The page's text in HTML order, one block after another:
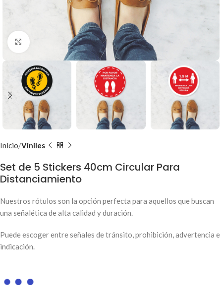
Clic para ampliar
Inicio Viniles
Set de 5 Stickers 40cm Circular Para
Distanciamiento
Nuestros rótulos son la opción perfecta para aquellos que buscan
una señalética de alta calidad y duración.
Puede escoger entre señales de tránsito, prohibición, advertencia e
indicación.